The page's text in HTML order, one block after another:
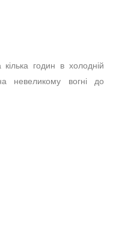
годин в холодній
невеликому вогні до